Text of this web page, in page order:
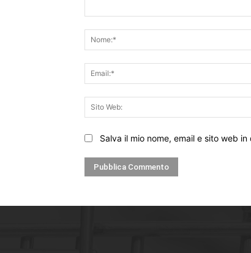
Salva il mio nome, email e sito web